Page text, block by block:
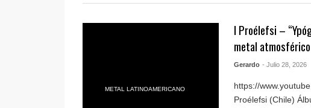
METAL LATINOAMERICANO
I Proélefsi –
metal
Gerardo - Julio 28, 2026
https://
Proélefsi (Chile)